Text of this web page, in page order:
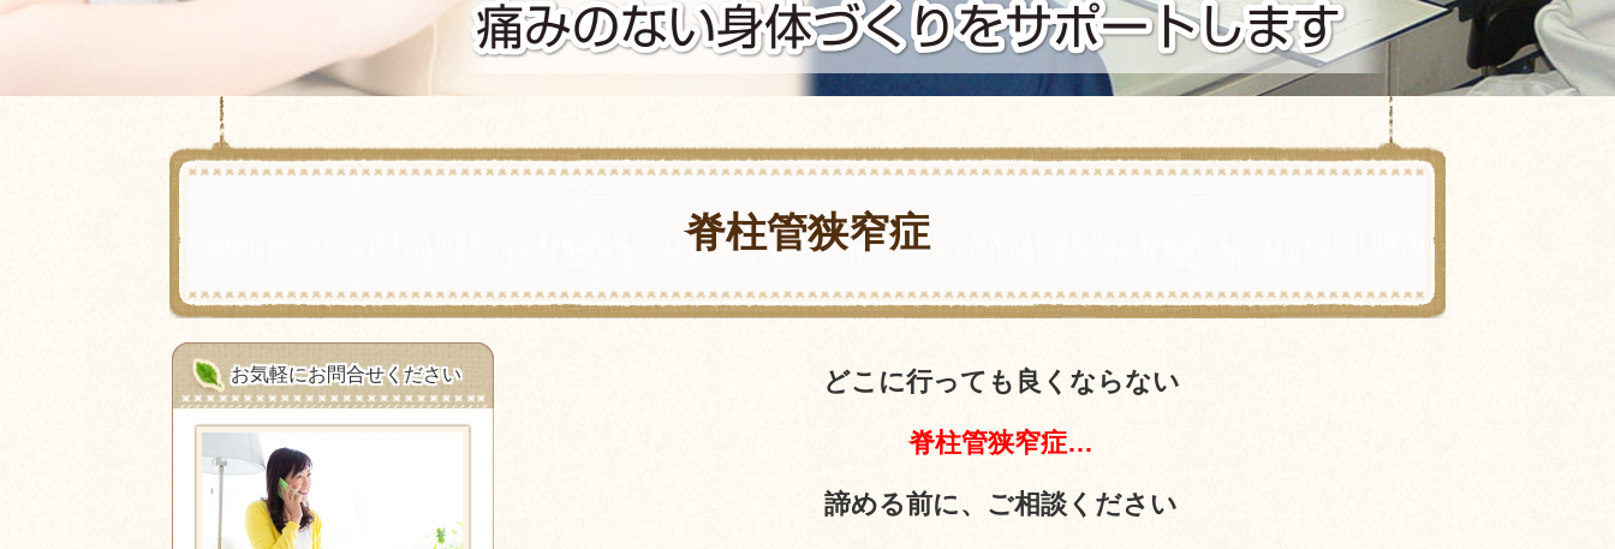
脊柱管狭窄症
どこに行っても良くならない
脊柱管狭窄症…
諦める前に、ご相談ください
お気軽にお問合せください